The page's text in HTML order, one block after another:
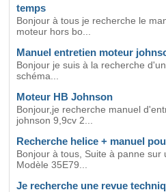
temps
Bonjour à tous je recherche le
moteur hors bo...
Manuel entretien moteur
Bonjour je suis à la recherche
schéma...
Moteur HB Johnson
Bonjour,je recherche manuel
johnson 9,9cv 2...
Recherche helice + manuel
Bonjour à tous, Suite à panne sur
Modèle 35E79...
Je recherche une revue